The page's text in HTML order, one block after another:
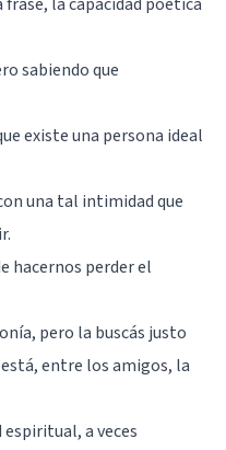
sabiendo que
existe una persona ideal
una tal intimidad que
hacernos perder el
pero la buscás justo
entre los amigos, la
a veces